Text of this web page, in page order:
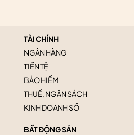
TÀI CHÍNH
NGÂN HÀNG
TIỀN TỆ
BẢO HIỂM
THUẾ, NGÂN SÁCH
KINH DOANH SỐ
BẤT ĐỘNG SẢN